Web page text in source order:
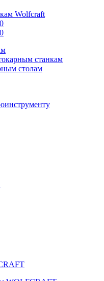
Wolfcraft
станкам
столам